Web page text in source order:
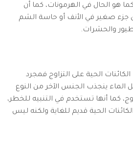
هو الحال في الهرمونات، كما أن
جزء صغير في الأنف أو حاسة الشم
والحشرات.
الحية على التزاوج فمجرد
الماء ينجذب الجنس الآخر من النوع
كما أنها تستخدم في التنبيه للخطر،
الحية قديم للغاية ولكنه ليس